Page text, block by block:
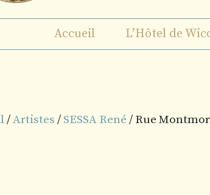
Accueil L’Hôtel de
/Artistes / SESSA René / Rue